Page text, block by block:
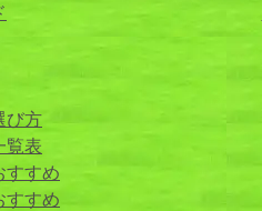
び方
覧表
すすめ
すすめ